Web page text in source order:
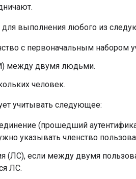
выполнения любого из
с первоначальным набором
между двумя людьми.
человек.
учитывать следующее:
(прошедший
указывать членство
(ЛС), если между двумя
ЛС.